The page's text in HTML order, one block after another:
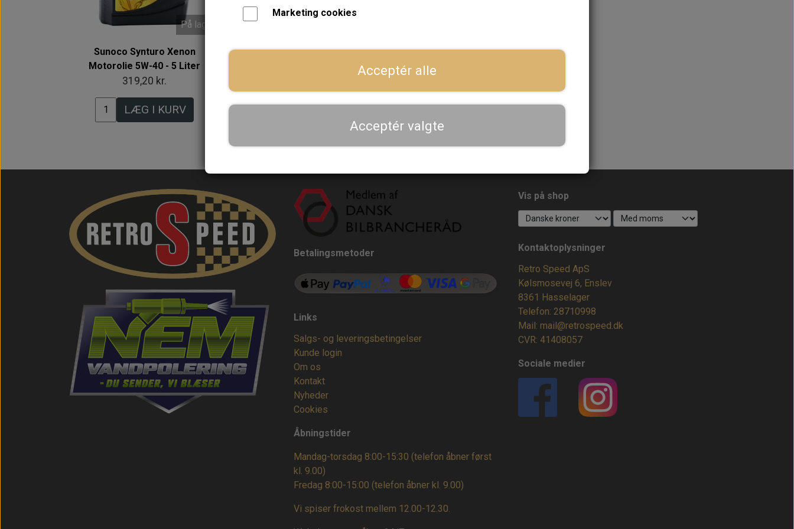
På lager
Sunoco Synturo Xenon
Motorolie 5W-40 - 5 Liter
319,20 kr.
LÆG I KURV
Sunoco Synturo GOLD
Motorolie 5W-40 - 5 Liter
LÆG I KURV
Betalingsmetoder
Links
Salgs- og leveringsbetingelser
Kunde login
Om os
Kontakt
Nyheder
Cookies
Åbningstider
Mandag-torsdag 8:00-15:30 (telefon åbner først
kl. 9.00)
Fredag 8:00-15:00 (telefon åbner kl. 9.00)
Vi spiser frokost mellem 12.00-12.30.
Vis på shop
Kontaktoplysninger
Retro Speed ApS
Kølsmosevej 6, Enslev
8361 Hasselager
Telefon: 28710998
Mail: mail@retrospeed.dk
CVR: 41408057
Sociale medier
Marketing cookies
Acceptér alle
Acceptér valgte